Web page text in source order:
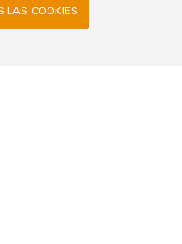
LAS COOKIES